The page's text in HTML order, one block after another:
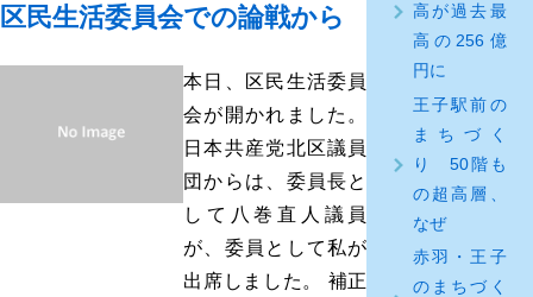
区民生活委員会での論戦から
本日、区民生活委員
会が開かれました。
日本共産党北区議員
団からは、委員長と
して八巻直人議員
が、委員として私が
出席しました。 補正
高が過去最
高の256億
円に
王子駅前の
まちづく
り 50階も
の超高層、
なぜ
赤羽・王子
のまちづく